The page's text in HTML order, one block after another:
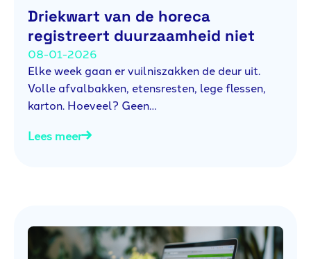
Driekwart van de horeca
registreert duurzaamheid niet
08-01-2026
Elke week gaan er vuilniszakken de deur uit.
Volle afvalbakken, etensresten, lege flessen,
karton. Hoeveel? Geen…
Lees meer